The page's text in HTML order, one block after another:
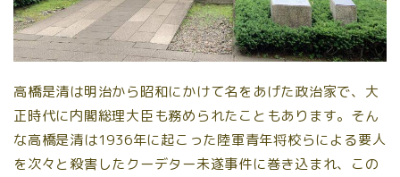
高橋是清は明治から昭和にかけて名をあげた政治家で、大
正時代に内閣総理大臣も務められたこともあります。そん
な高橋是清は1936年に起こった陸軍青年将校らによる要人
を次々と殺害したクーデター未遂事件に巻き込まれ、この